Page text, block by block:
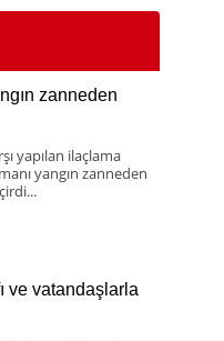
zanneden
yapılan ilaçlama
yangın zanneden
ve vatandaşlarla